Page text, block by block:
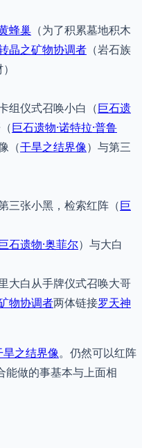
蜂巢 （为了积累墓地积木
晶之矿物协调者 （岩石族
组仪式召唤小白（巨石遗
巨石遗物·诺特拉·普鲁
（干旱之结界像）与第三
三张小黑，检索红阵（巨
石遗物·奥菲尔）与大白
大白从手牌仪式召唤大哥
物协调者两体链接罗天神
旱之结界像。仍然可以红阵
能做的事基本与上面相